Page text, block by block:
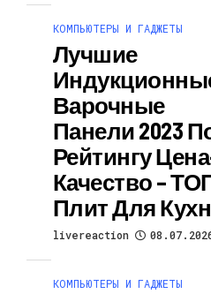
КОМПЬЮТЕРЫ И ГАДЖЕТЫ
Лучшие
Варочные
Панели 2023
Рейтингу
Качество –
Плит Для
livereaction
КОМПЬЮТЕРЫ И ГАДЖЕТЫ